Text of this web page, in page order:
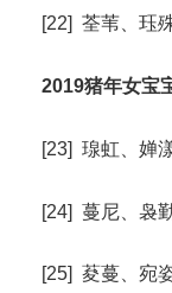
[22] 荃苇、珏
2019猪年女宝
[23] 瑔虹、婵
[24] 蔓尼、袅
[25] 荾蔓、宛